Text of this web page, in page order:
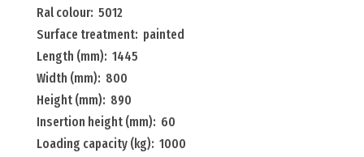
Ral colour: 5012
Surface treatment: painted
Length (mm): 1445
Width (mm): 800
Height (mm): 890
Insertion height (mm): 60
Loading capacity (kg): 1000